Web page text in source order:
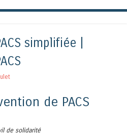
simplifiée |
de PACS
de solidarité